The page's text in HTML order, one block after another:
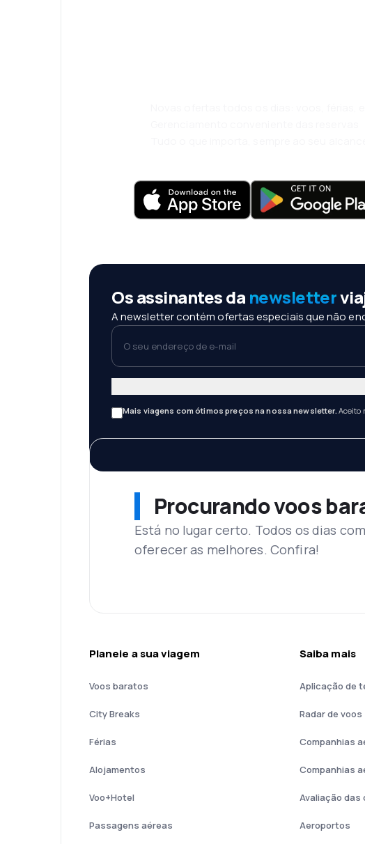
Os assinantes da newsletter
A newsletter contém ofertas especiais que não
O seu endereço de e-mail
Mais viagens com ótimos preços na nossa newsletter. Aceito
Procurando voos
Está no lugar certo. Todos os dias
oferecer as melhores. Confira!
Planeie a sua viagem
Voos baratos
City Breaks
Férias
Alojamentos
Voo+Hotel
Passagens aéreas
Saiba mais
Aplicação de
Radar de voos
Companhias
Companhias
Avaliação das
Aeroportos